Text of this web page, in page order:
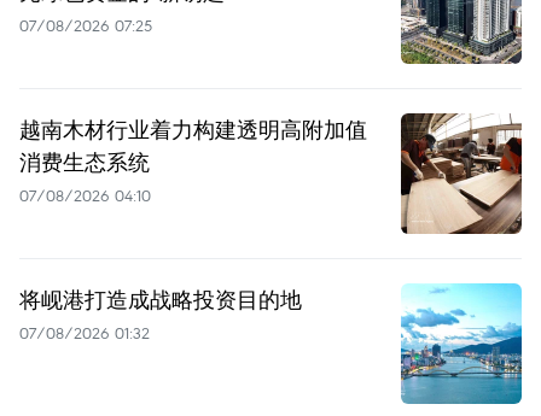
07/08/2026 07:25
越南木材行业着力构建透明高附加值
消费生态系统
07/08/2026 04:10
将岘港打造成战略投资目的地
07/08/2026 01:32